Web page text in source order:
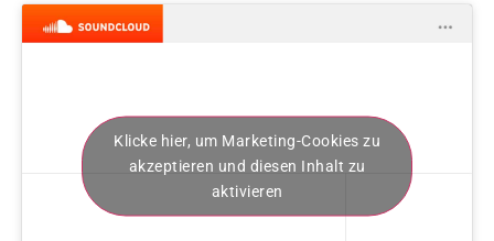
Klicke hier, um Marketing-Cookies zu
akzeptieren und diesen Inhalt zu
aktivieren